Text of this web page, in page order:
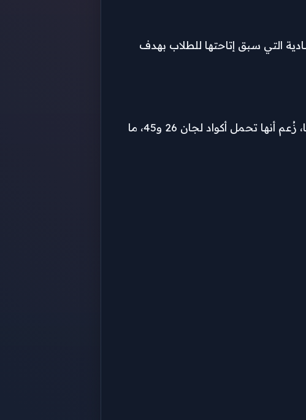
التي سبق إتاحتها للطلاب بهدف
وفي تطور لاحق، جرى تداول نسخة ثانية عبر جروبات الغش على تطبيق “تليجرام” في حوالي الساعة 10:30 صباحًا، زُعم أنها تحمل أكواد لجان 26 و45، ما